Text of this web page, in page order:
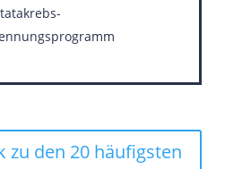
zu den 20 häufigsten